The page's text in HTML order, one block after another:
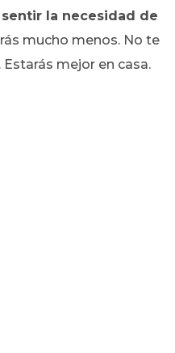
sentir la necesidad de
mucho menos. No te
mejor en casa.